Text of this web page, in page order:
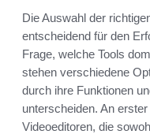
Die Auswahl der
entscheidend für den
Frage, welche Tools
stehen verschiedene
durch ihre Funktionen
unterscheiden. An
Videoeditoren, die